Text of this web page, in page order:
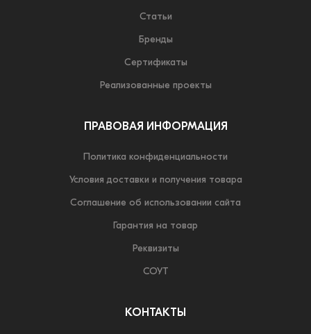
Статьи
Бренды
Сертификаты
Реализованные проекты
ПРАВОВАЯ ИНФОРМАЦИЯ
Политика конфиденциальности
Условия доставки и получения товара
Соглашение об использовании сайта
Гарантия на товар
Реквизиты
СОУТ
КОНТАКТЫ